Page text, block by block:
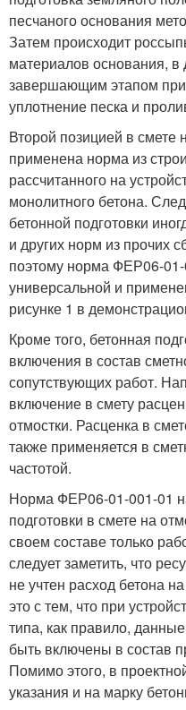
песчаного основания
Затем происходит
материалов основания,
завершающим этапом при
уплотнение песка и
Второй позицией в смете
применена норма из
рассчитанного на
монолитного бетона.
бетонной подготовки
и других норм из прочих
поэтому норма ФЕР06-01-
универсальной и
рисунке 1 в
Кроме того, бетонная
включения в состав
сопутствующих работ.
включение в смету
отмостки. Расценка в
также применяется в
частотой.
Норма ФЕР06-01-001-01
подготовки в смете на
своем составе только
следует заметить, что
не учтен расход бетона
это с тем, что при
типа, как правило,
быть включены в состав
Помимо этого, в
указания и на марку